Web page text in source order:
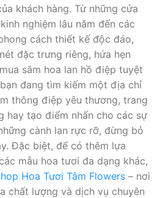
khách hàng. Từ những cửa
nghiệm lâu năm đến các
cách thiết kế độc đáo,
đặc trưng riêng, hứa hẹn
sắm hoa lan hồ điệp tuyệt
đang tìm kiếm một địa chỉ
thông điệp yêu thương, trang
hay tạo điểm nhấn cho các sự
cành lan rực rỡ, đừng bỏ
Đặc biệt, để có thêm lựa
mẫu hoa tươi đa dạng khác,
Hoa Tươi Tâm Flowers – nơi
chất lượng và dịch vụ chuyên